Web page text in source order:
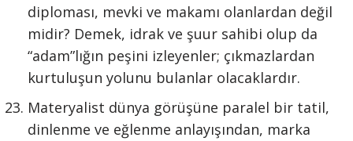
diploması, mevki ve makamı olanlardan değil
midir? Demek, idrak ve şuur sahibi olup da
“adam”lığın peşini izleyenler; çıkmazlardan
kurtuluşun yolunu bulanlar olacaklardır.
Materyalist dünya görüşüne paralel bir tatil,
dinlenme ve eğlenme anlayışından, marka